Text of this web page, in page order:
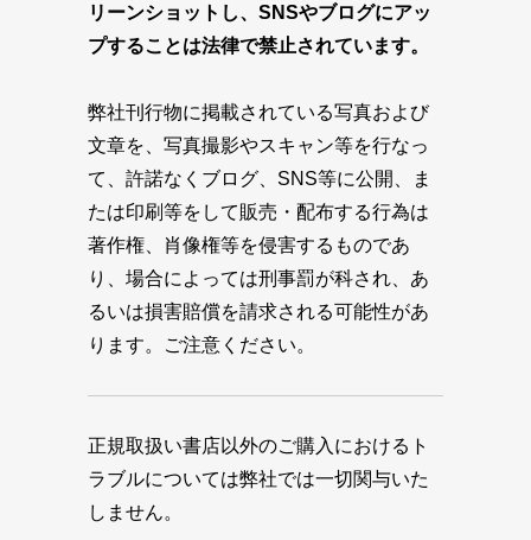
リーンショットし、SNSやブログにアッ
プすることは法律で禁止されています。
弊社刊行物に掲載されている写真および
文章を、写真撮影やスキャン等を行なっ
て、許諾なくブログ、SNS等に公開、ま
たは印刷等をして販売・配布する行為は
著作権、肖像権等を侵害するものであ
り、場合によっては刑事罰が科され、あ
るいは損害賠償を請求される可能性があ
ります。ご注意ください。
正規取扱い書店以外のご購入におけるト
ラブルについては弊社では一切関与いた
しません。